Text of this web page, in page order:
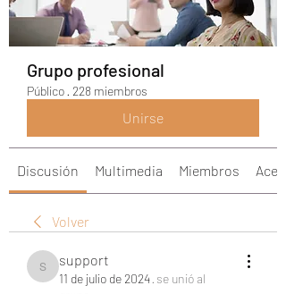
Grupo profesional
Público · 228 miembros
Unirse
Discusión Multimedia Miembros
Volver
support
support
11 de julio de 2024· se unió al